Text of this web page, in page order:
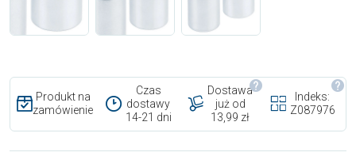
Produkt na
zamówienie
Czas
dostawy
14-21 dni
Dostawa
już od
13,99 zł
Indeks:
Z087976